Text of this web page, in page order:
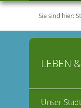
Sie sind hier:
LEBEN
Unser